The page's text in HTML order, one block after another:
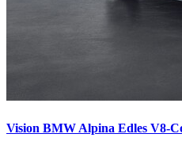
Vision BMW Alpina Edles V8-